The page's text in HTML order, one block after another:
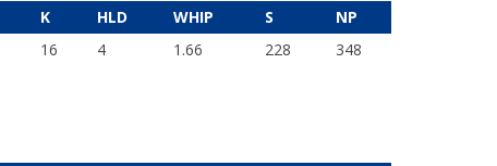
K HLD WHIP S
NP
16 4 1.66 228 348